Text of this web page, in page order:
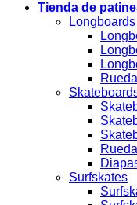
Tienda de
Longboards
Surfskates